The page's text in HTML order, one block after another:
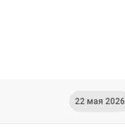
22 мая 2026